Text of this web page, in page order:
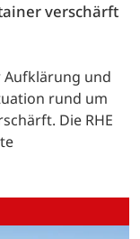
verschärft
Aufklärung und
rund um
Die RHE